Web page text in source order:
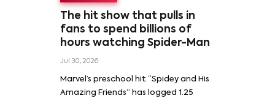
The hit show that pulls in
fans to spend billions of
hours watching Spider-Man
Jul 30, 2026
Marvel’s preschool hit “Spidey and His
Amazing Friends” has logged 1.25